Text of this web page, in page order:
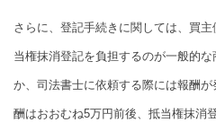
さらに、登記手続きに関しては、買
当権抹消登記を負担するのが一般的
か、司法書士に依頼する際には報酬
酬はおおむね5万円前後、抵当権抹消